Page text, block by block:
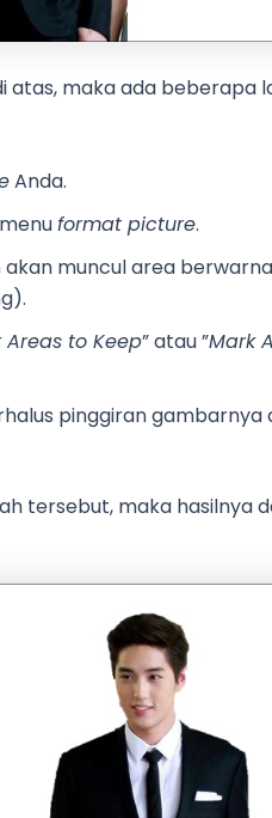
atas, maka ada beberapa
Anda.
format picture.
akan muncul area
Areas to Keep” atau ”Mark
pinggiran gambarnya
tersebut, maka hasilnya